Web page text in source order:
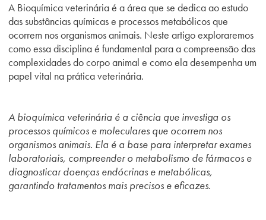
A Bioquímica veterinária é a área que se dedica ao estudo
das substâncias químicas e processos metabólicos que
ocorrem nos organismos animais. Neste artigo exploraremos
como essa disciplina é fundamental para a compreensão das
complexidades do corpo animal e como ela desempenha um
papel vital na prática veterinária.
A bioquímica veterinária é a ciência que investiga os
processos químicos e moleculares que ocorrem nos
organismos animais. Ela é a base para interpretar exames
laboratoriais, compreender o metabolismo de fármacos e
diagnosticar doenças endócrinas e metabólicas,
garantindo tratamentos mais precisos e eficazes.